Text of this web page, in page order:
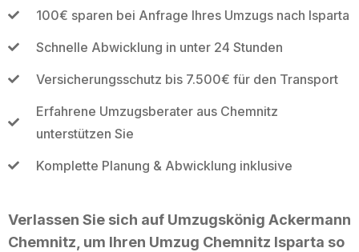
100€ sparen bei Anfrage Ihres Umzugs nach Isparta
Schnelle Abwicklung in unter 24 Stunden
Versicherungsschutz bis 7.500€ für den Transport
Erfahrene Umzugsberater aus Chemnitz
unterstützen Sie
Komplette Planung & Abwicklung inklusive
Verlassen Sie sich auf Umzugskönig Ackermann
Chemnitz, um Ihren Umzug Chemnitz Isparta so